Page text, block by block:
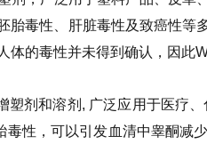
胎毒性、肝脏毒性及致癌性等
的毒性并未得到确认，因此
剂和溶剂, 广泛应用于医疗
性，可以引发血清中睾酮减